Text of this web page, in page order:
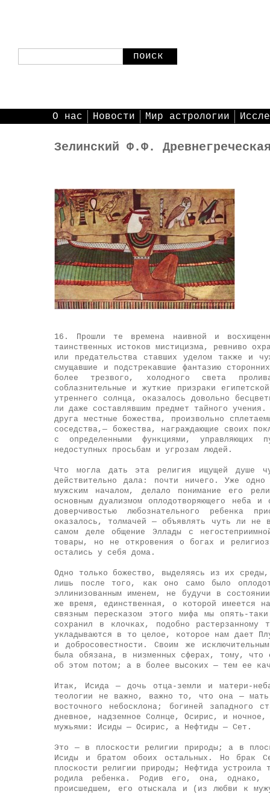
поиск
О нас Новости Мир астрологии
Зелинский Ф.Ф.
16. Прошли те времена наивной и
таинственных истоков мистицизма, ревниво
или предательства ставших уделом также и
смущавшие и подстрекавшие фантазию
более трезвого, холодного света
соблазнительные и жуткие призраки
утреннего солнца, оказалось довольно
ли даже составлявшим предмет тайного
друга местные божества, произвольно
соседства,— божества, награждающие своих
с определенными функциями, управляющих
недоступных просьбам и угрозам людей.
Что могла дать эта религия ищущей душе
действительно дала: почти ничего. Уже
мужским началом, делало понимание его
основным дуализмом оплодотворяющего неба
доверчивостью любознательного ребенка
оказалось, толмачей — объявлять чуть ли не
самом деле общение Эллады с
товары, но не откровения о богах и
остались у себя дома.
Одно только божество, выделяясь из их
лишь после того, как оно само было
эллинизованным именем, не будучи в
же время, единственная, о которой имеется
связным пересказом этого мифа мы опять-
сохранил в клочках, подобно
укладываются в то целое, которое нам дает
и добросовестности. Своим же
была обязана, в низменных сферах, тому, что
об этом потом; а в более высоких — тем ее
Итак, Исида — дочь отца-земли и матери-
теологии не важно, важно то, что она —
восточного небосклона; богиней
дневное, надземное Солнце, Осирис, и
мужьями: Исиды — Осирис, а Нефтиды — Сет.
Это — в плоскости религии природы; а в
Исиды и братом обоих остальных. Но брак
плоскости религии природы; Нефтида
родила ребенка. Родив его, она,
происшедшем, его отыскала и (из любви к